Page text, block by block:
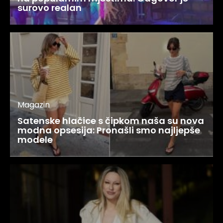
surovo realan
Magazin
Satenske hlačice s čipkom naša su nova
modna opsesija: Pronašli smo najljepše
modele